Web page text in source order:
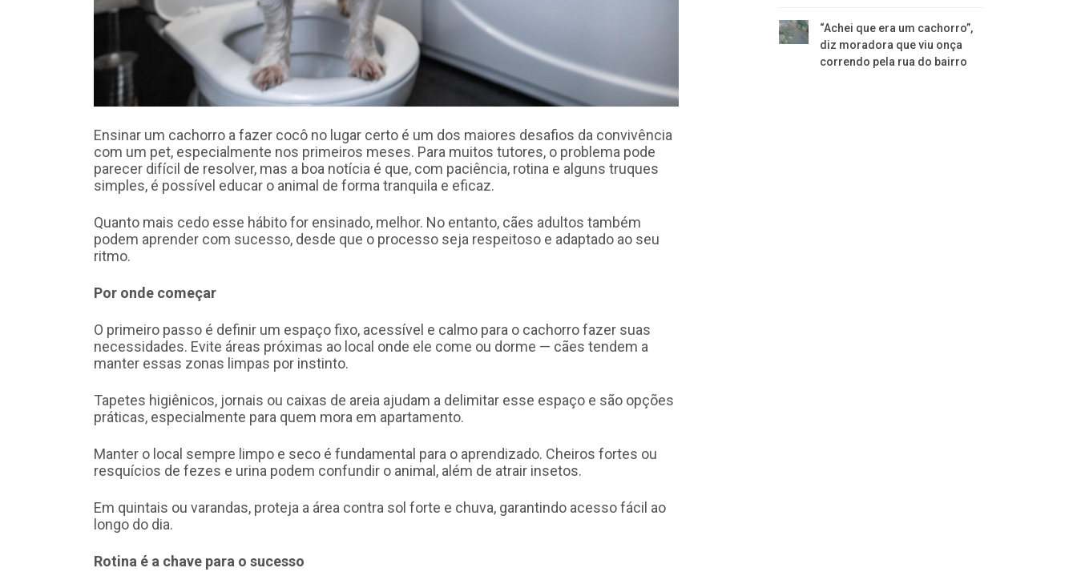
Ensinar um cachorro a fazer cocô no lugar certo é um dos maiores desafios da convivência
com um pet, especialmente nos primeiros meses. Para muitos tutores, o problema pode
parecer difícil de resolver, mas a boa notícia é que, com paciência, rotina e alguns truques
simples, é possível educar o animal de forma tranquila e eficaz.
Quanto mais cedo esse hábito for ensinado, melhor. No entanto, cães adultos também
podem aprender com sucesso, desde que o processo seja respeitoso e adaptado ao seu
ritmo.
Por onde começar
O primeiro passo é definir um espaço fixo, acessível e calmo para o cachorro fazer suas
necessidades. Evite áreas próximas ao local onde ele come ou dorme — cães tendem a
manter essas zonas limpas por instinto.
Tapetes higiênicos, jornais ou caixas de areia ajudam a delimitar esse espaço e são opções
práticas, especialmente para quem mora em apartamento.
Manter o local sempre limpo e seco é fundamental para o aprendizado. Cheiros fortes ou
resquícios de fezes e urina podem confundir o animal, além de atrair insetos.
Em quintais ou varandas, proteja a área contra sol forte e chuva, garantindo acesso fácil ao
longo do dia.
Rotina é a chave para o sucesso
“Achei que era um cachorro”,
diz moradora que viu onça
correndo pela rua do bairro